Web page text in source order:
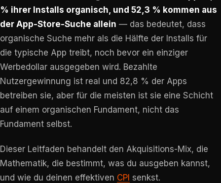
% ihrer Installs organisch, und 52,3 % kommen aus
der App-Store-Suche allein — das bedeutet, dass
organische Suche mehr als die Hälfte der Installs für
die typische App treibt, noch bevor ein einziger
Werbedollar ausgegeben wird. Bezahlte
Nutzergewinnung ist real und 82,8 % der Apps
betreiben sie, aber für die meisten ist sie eine Schicht
auf einem organischen Fundament, nicht das
Fundament selbst.
Dieser Leitfaden behandelt den Akquisitions-Mix, die
Mathematik, die bestimmt, was du ausgeben kannst,
und wie du deinen effektiven CPI senkst.